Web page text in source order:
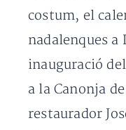
costum, el
nadalenques a
inauguració
a la Canonja
restaurador